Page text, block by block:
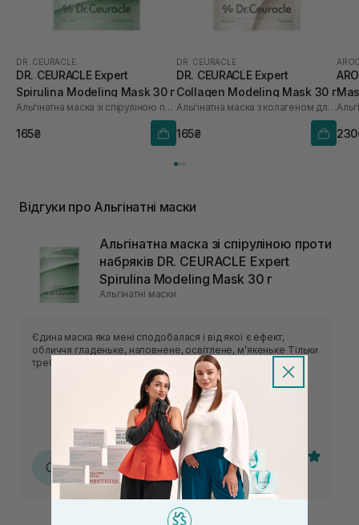
DR. CEURACLE
DR. CEURACLE Expert
Spirulina Modeling Mask 30 г
Альгінатна маска зі спіруліною проти набряків
165₴
DR. CEURACLE
DR. CEURACLE Expert
Collagen Modeling Mask 30 г
Альгінатна маска з колагеном для пружності
165₴
Відгуки про Альгінатні маски
Альгінатна маска зі спіруліною проти
набряків DR. CEURACLE Expert
Spirulina Modeling Mask 30 г
Альгінатні маски
Єдина маска яка мені сподобалася і від якої є ефект,
обличчя гладеньке, наповнене, освітлене, мʼякеньке Тільки
треба навчитися робити правильну консистенцію
С Софія
25.05.2026, 23:30